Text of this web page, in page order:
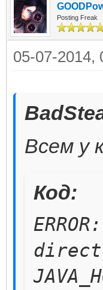
Posting Freak
05-07-2014,
Всем у
Код: